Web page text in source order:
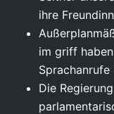
ihre
im griff
Die